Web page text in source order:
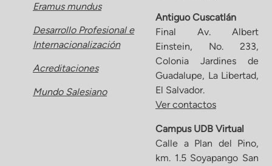
Eramus mundus
Desarrollo Profesional e
Internacionalización
Acreditaciones
Mundo Salesiano
Antiguo Cuscatlán
Final Av. Albert
Einstein, No. 233,
Colonia Jardines de
Guadalupe, La Libertad,
El Salvador.
Ver contactos
Campus UDB Virtual
Calle a Plan del Pino,
km. 1.5 Soyapango San